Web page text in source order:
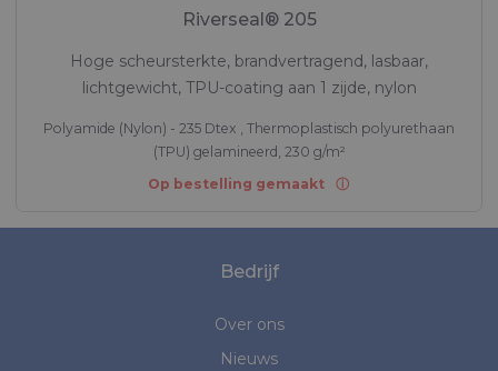
Riverseal® 205
Hoge scheursterkte, brandvertragend, lasbaar,
lichtgewicht, TPU-coating aan 1 zijde, nylon
Polyamide (Nylon) - 235 Dtex , Thermoplastisch polyurethaan
(TPU) gelamineerd, 230 g/m²
Op bestelling gemaakt
Bedrijf
Over ons
Nieuws